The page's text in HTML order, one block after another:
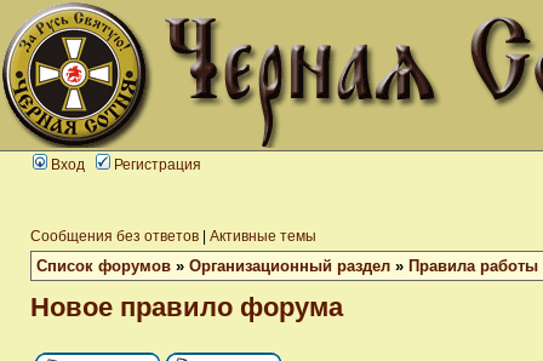
Вход Регистрация
Сообщения без ответов Активные темы
Список форумов » Организационный раздел » Правила
Новое правило форума